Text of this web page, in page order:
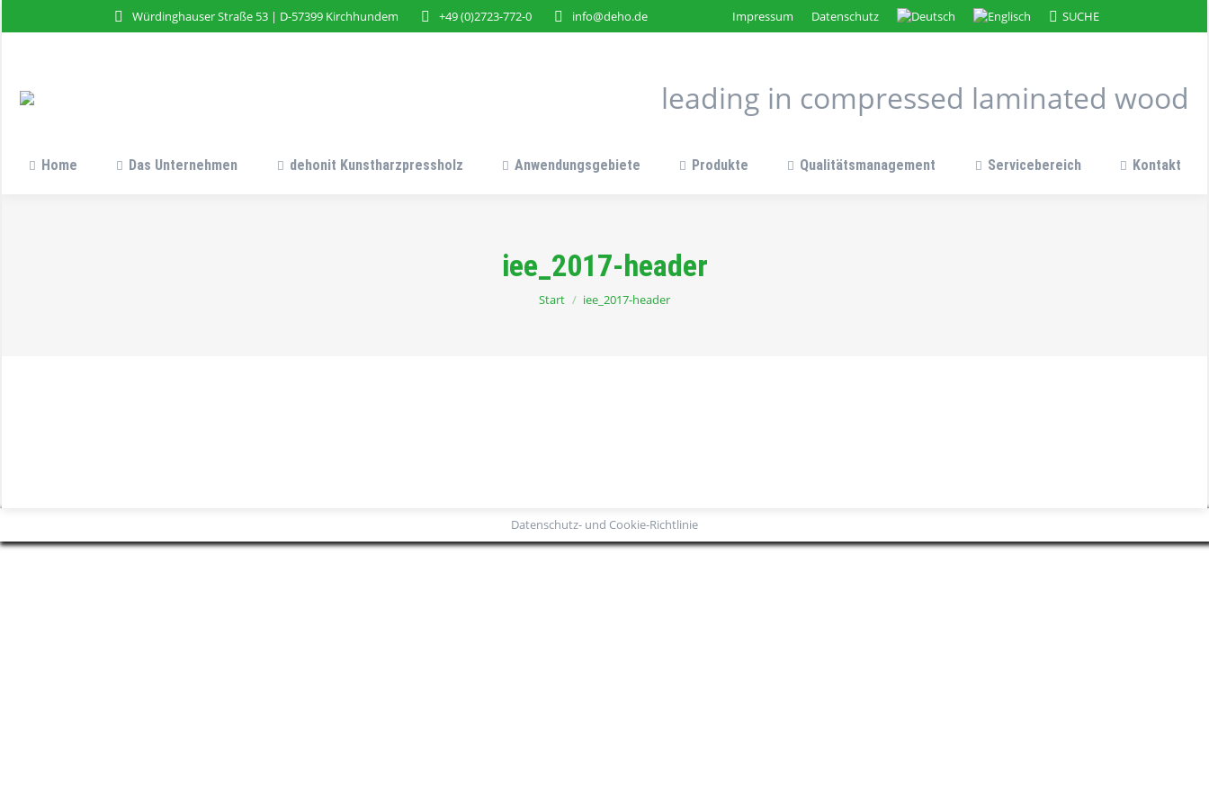
Würdinghauser Straße 53 | D-57399 Kirchhundem +49 (0)2723-772-0 info@deho.de Impressum Datenschutz Search:
SUCHE
leading in compressed laminated wood
Home Das Unternehmen dehonit Kunstharzpressholz Anwendungsgebiete Produkte Qualitätsmanagement Servicebereich Kontakt
iee_2017-header
Sie befinden sich hier:
Start iee_2017-header
Datenschutz- und Cookie-Richtlinie